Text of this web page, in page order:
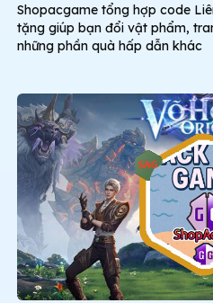
Shopacgame tổng hợp code
tặng giúp bạn đổi vật phẩm,
những phần quà hấp dẫn khác